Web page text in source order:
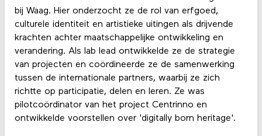
bij Waag. Hier onderzocht ze de rol van erfgoed,
culturele identiteit en artistieke uitingen als drijvende
krachten achter maatschappelijke ontwikkeling en
verandering. Als lab lead ontwikkelde ze de strategie
van projecten en coördineerde ze de samenwerking
tussen de internationale partners, waarbij ze zich
richtte op participatie, delen en leren. Ze was
pilotcoördinator van het project Centrinno en
ontwikkelde voorstellen over 'digitally born heritage'.